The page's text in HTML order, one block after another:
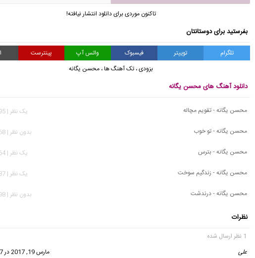
تاکنون موردی برای دانلود انتشار نیافته!
بفرستید برای دوستانتان
تلگرام توییتر فیسبوک واتس آپ پینترست
بزودی، تک آهنگ ها، محسن یگانه
دانلود آهنگ های محسن یگانه
محسن یگانه - تقویم مچاله
يک نظر | 1,395 بازدید
محسن یگانه - تو خوب
بدون نظر | 4,268 بازدید
محسن یگانه - بترس
يک نظر | 8,864 بازدید
محسن یگانه - زندگیم سوخت
يک نظر | 2,887 بازدید
محسن یگانه - درندشت
بدون نظر | 2,598 بازدید
نظرات
1 نظر ارسال شده
علی
مارس 19, 2017 در 11:37 ب.ظ